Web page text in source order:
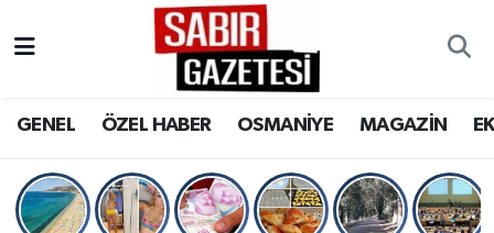
GENEL ÖZEL HABER OSMANİYE MAGAZİN
OSMANİYE
Osmaniye Nöbetçi Eczaneler
Osmaniye Trafik Yoğunluk Haritası